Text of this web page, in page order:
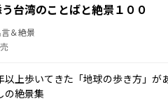
台湾のことばと絶景１００
＆絶景
以上歩いてきた「地球の歩き方」
の絶景集